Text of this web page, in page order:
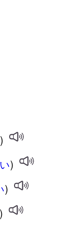
)
)
)
)